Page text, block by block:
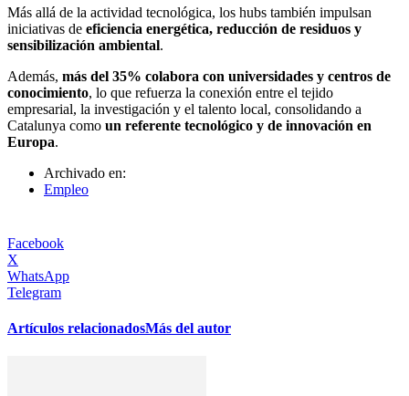
Más allá de la actividad tecnológica, los hubs también impulsan
iniciativas de eficiencia energética, reducción de residuos y
sensibilización ambiental.
Además, más del 35% colabora con universidades y centros de
conocimiento, lo que refuerza la conexión entre el tejido
empresarial, la investigación y el talento local, consolidando a
Catalunya como un referente tecnológico y de innovación en
Europa.
Archivado en:
Empleo
Facebook
X
WhatsApp
Telegram
Artículos relacionadosMás del autor